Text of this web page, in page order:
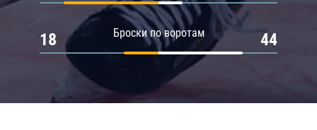
Броски по воротам
18 44